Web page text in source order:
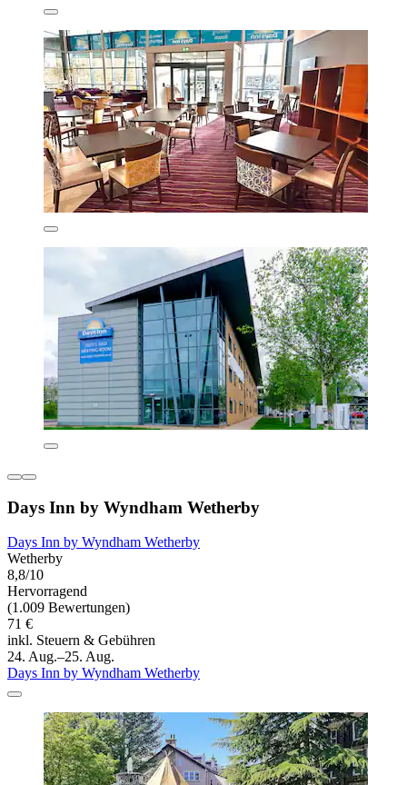
Days Inn by Wyndham Wetherby
Days Inn by Wyndham Wetherby
Wetherby
8,8/10
Hervorragend
(1.009 Bewertungen)
71 €
inkl. Steuern & Gebühren
24. Aug.–25. Aug.
Days Inn by Wyndham Wetherby